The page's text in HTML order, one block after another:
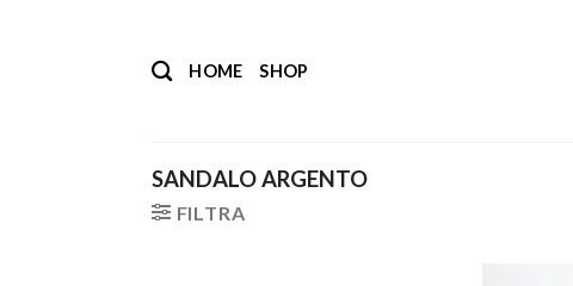
HOME SHOP
SANDALO ARGENTO
FILTRA